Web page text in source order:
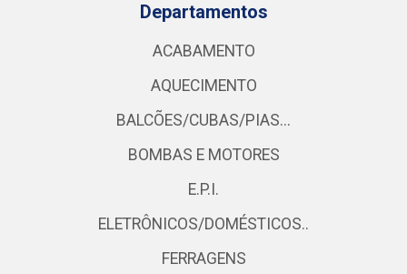
Departamentos
ACABAMENTO
AQUECIMENTO
BALCÕES/CUBAS/PIAS...
BOMBAS E MOTORES
E.P.I.
ELETRÔNICOS/DOMÉSTICOS..
FERRAGENS